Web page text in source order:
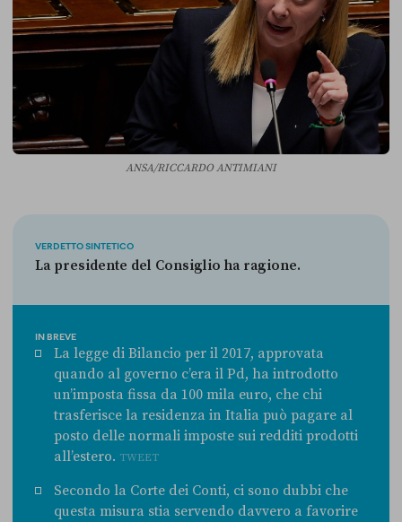
ANSA/RICCARDO ANTIMIANI
VERDETTO SINTETICO
La presidente del Consiglio ha ragione.
IN BREVE
La legge di Bilancio per il 2017, approvata
quando al governo c’era il Pd, ha introdotto
un’imposta fissa da 100 mila euro, che chi
trasferisce la residenza in Italia può pagare al
posto delle normali imposte sui redditi prodotti
all’estero. TWEET
Secondo la Corte dei Conti, ci sono dubbi che
questa misura stia servendo davvero a favorire